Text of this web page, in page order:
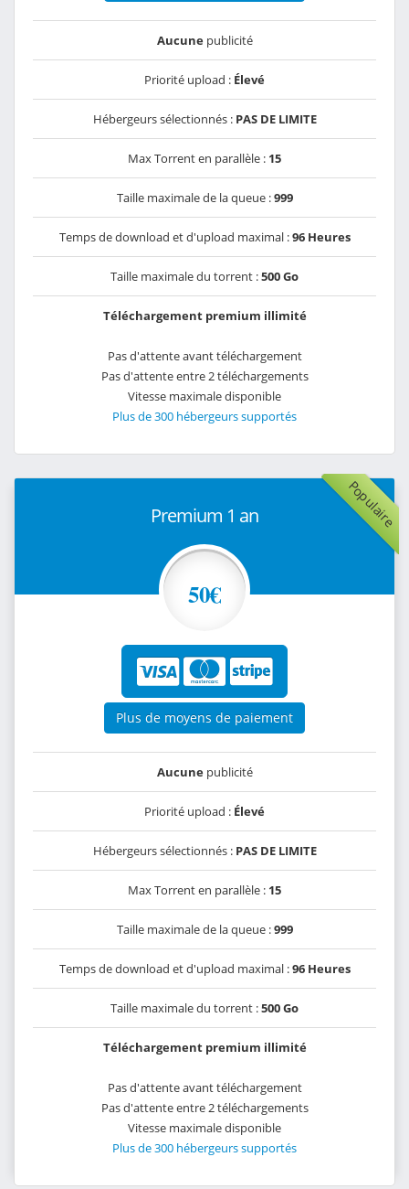
Aucunepublicité
Priorité upload : Élevé
Hébergeurs sélectionnés : PAS DE LIMITE
Max Torrent en parallèle : 15
Taille maximale de la queue :999
Temps de download et d'upload maximal :96 Heures
Taille maximale du torrent :500 Go
Téléchargement premium illimité
Pas d'attente avant téléchargement
Pas d'attente entre 2 téléchargements
Vitesse maximale disponible
Plus de 300 hébergeurs supportés
Populaire
Premium 1 an
50€
Plus de moyens de paiement
Aucunepublicité
Priorité upload : Élevé
Hébergeurs sélectionnés : PAS DE LIMITE
Max Torrent en parallèle : 15
Taille maximale de la queue :999
Temps de download et d'upload maximal :96 Heures
Taille maximale du torrent :500 Go
Téléchargement premium illimité
Pas d'attente avant téléchargement
Pas d'attente entre 2 téléchargements
Vitesse maximale disponible
Plus de 300 hébergeurs supportés